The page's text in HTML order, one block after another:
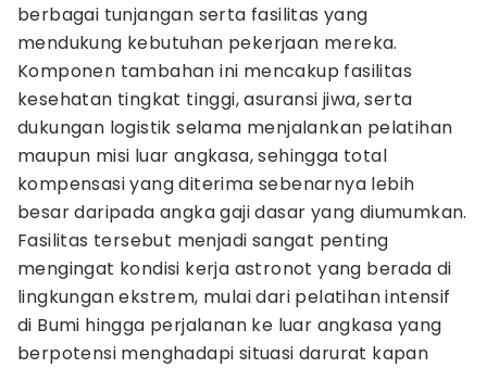
berbagai tunjangan serta fasilitas yang
mendukung kebutuhan pekerjaan mereka.
Komponen tambahan ini mencakup fasilitas
kesehatan tingkat tinggi, asuransi jiwa, serta
dukungan logistik selama menjalankan pelatihan
maupun misi luar angkasa, sehingga total
kompensasi yang diterima sebenarnya lebih
besar daripada angka gaji dasar yang diumumkan.
Fasilitas tersebut menjadi sangat penting
mengingat kondisi kerja astronot yang berada di
lingkungan ekstrem, mulai dari pelatihan intensif
di Bumi hingga perjalanan ke luar angkasa yang
berpotensi menghadapi situasi darurat kapan